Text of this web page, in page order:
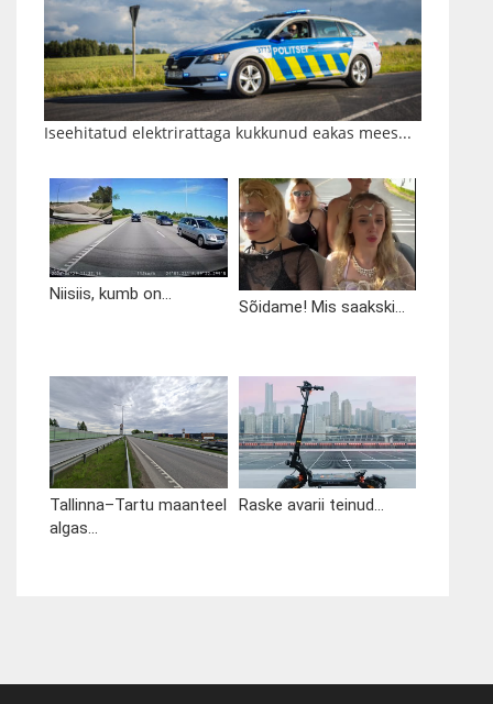
Iseehitatud elektrirattaga kukkunud eakas mees...
Niisiis, kumb on...
Sõidame! Mis saakski...
Tallinna–Tartu maanteel
algas...
Raske avarii teinud...